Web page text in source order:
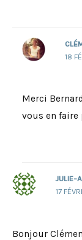
18
Merci
vous en
JULIE-
17
Bonjour